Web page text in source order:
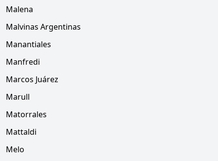
Malena
Malvinas Argentinas
Manantiales
Manfredi
Marcos Juárez
Marull
Matorrales
Mattaldi
Melo